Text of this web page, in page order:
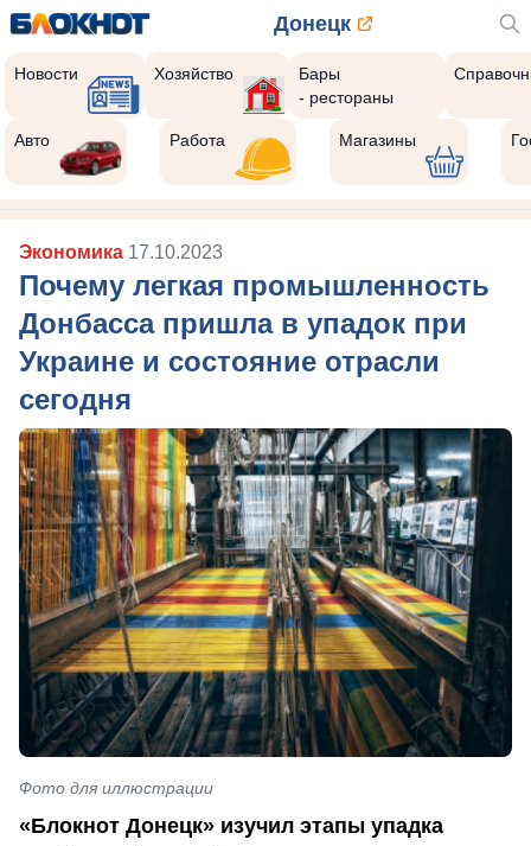
Донецк
Новости Хозяйство
Бары
- рестораны
Авто Работа Магазины
Экономика 17.10.2023
Почему легкая промышленность
Донбасса пришла в упадок при
Украине и состояние отрасли
сегодня
Фото для иллюстрации
«Блокнот Донецк» изучил этапы упадка